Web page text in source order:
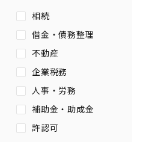
相続
借金・債務整理
不動産
企業税務
人事・労務
補助金・助成金
許認可